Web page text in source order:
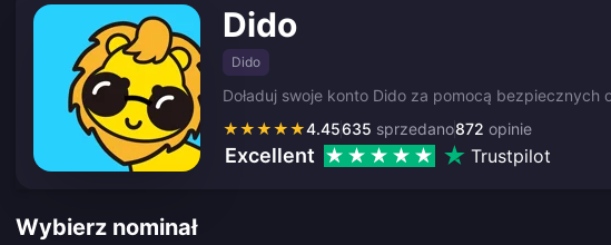
Dido
Dido
Doładuj swoje konto Dido za pomocą bezpiecznych
★★★★★4.45 872 opinie
635 sprzedano
Excellent Trustpilot
Wybierz nominał